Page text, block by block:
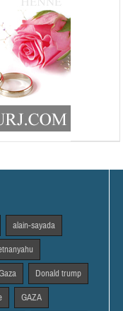
alain-sayada
Donald trump
GAZA